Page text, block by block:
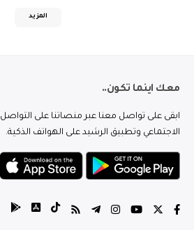
المزيد
معك اينما تكون..
ابقى على تواصل معنا عبر منصاتنا على التواصل
الاجتماعي وتطبيق الرشيد على الهواتف الذكية.